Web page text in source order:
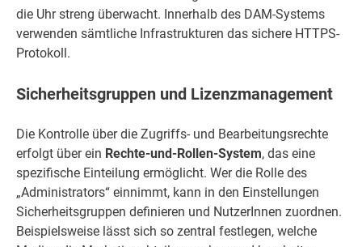
die Uhr streng überwacht. Innerhalb des DAM-Systems
verwenden sämtliche Infrastrukturen das sichere HTTPS-
Protokoll.
Sicherheitsgruppen und Lizenzmanagement
Die Kontrolle über die Zugriffs- und Bearbeitungsrechte
erfolgt über ein Rechte-und-Rollen-System, das eine
spezifische Einteilung ermöglicht. Wer die Rolle des
„Administrators“ einnimmt, kann in den Einstellungen
Sicherheitsgruppen definieren und NutzerInnen zuordnen.
Beispielsweise lässt sich so zentral festlegen, welche